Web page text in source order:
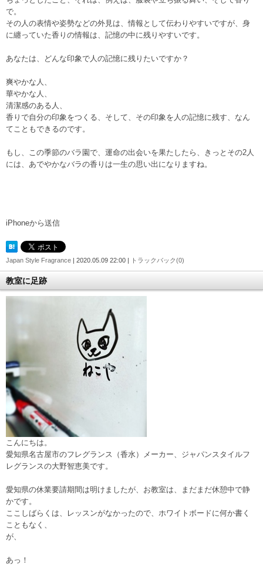
で。
その人の表情や姿勢などの外見は、情報として伝わりやすいですが、身
に纏っていた香りの情報は、記憶の中に残りやすいです。
あなたは、どんな印象で人の記憶に残りたいですか？
爽やかな人、
華やかな人、
清潔感のある人、
香りで自分の印象をつくる、そして、その印象を人の記憶に残す、なん
てこともできるのです。
もし、この季節のバラ園で、運命の出会いを果たしたら、きっとその2人
には、あでやかなバラの香りは一生の思い出になりますね。
iPhoneから送信
Japan Style Fragrance | 2020.05.09 22:00 | トラックバック(0)
教室に足跡
こんにちは。
愛知県名古屋市のフレグランス（香水）メーカー、ジャパンスタイルフ
レグランスの大野智恵美です。
愛知県の休業要請期間は明けましたが、お教室は、まだまだ休憩中で静
かです。
ここしばらくは、レッスンがなかったので、ホワイトボードに何か書く
こともなく、
が、
あっ！